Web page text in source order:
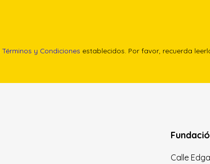
Términos y Condiciones establecidos. Por favor, recuerda
Calle